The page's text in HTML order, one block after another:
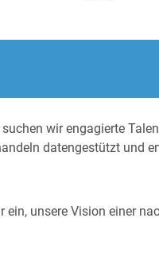
wir engagierte
datengestützt
unsere Vision einer